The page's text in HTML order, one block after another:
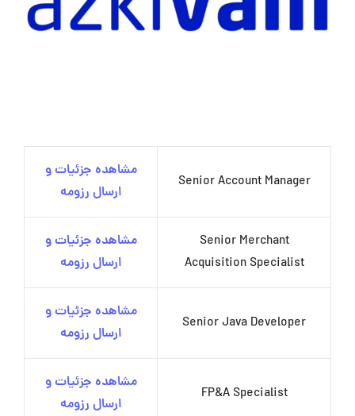
Senior Account Manager
مشاهده جزئیات و
ارسال رزومه
Senior Merchant
Acquisition Specialist
مشاهده جزئیات و
ارسال رزومه
Senior Java Developer
مشاهده جزئیات و
ارسال رزومه
FP&A Specialist
مشاهده جزئیات و
ارسال رزومه